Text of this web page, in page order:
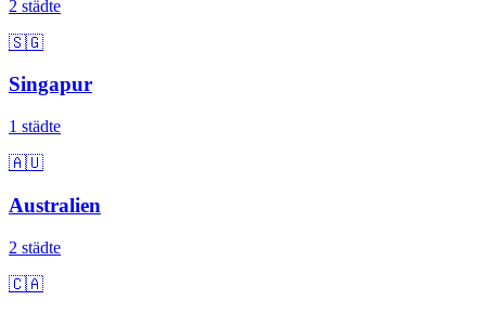
2 städte
🇸🇬
Singapur
1 städte
🇦🇺
Australien
2 städte
🇨🇦